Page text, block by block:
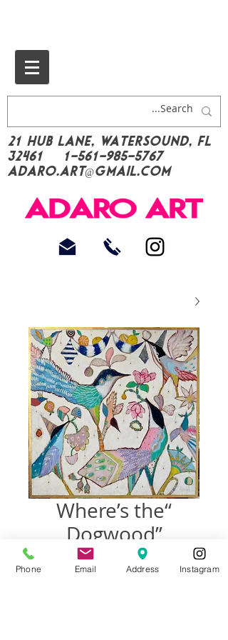
21 Hub Lane, Watersound, FL
32461
1-561-985-5767
Adaro.Art@gmail.com
“Where’s the
Dogwood”
48”x48”
Phone Email Address Instagram